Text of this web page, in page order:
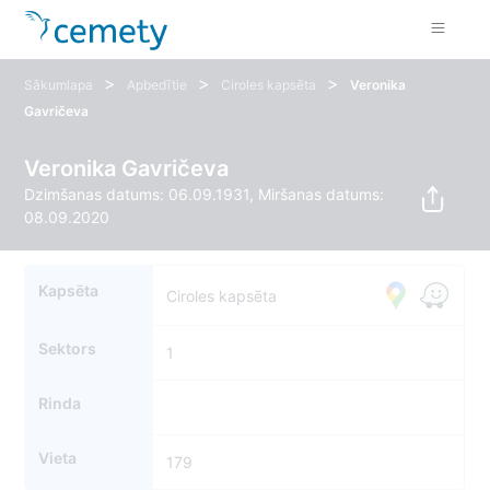
Sākumlapa > Apbedītie > Ciroles kapsēta >
Veronika
Gavričeva
Veronika Gavričeva
Dzimšanas datums: 06.09.1931, Miršanas datums:
08.09.2020
Kapsēta Ciroles kapsēta
Sektors 1
Rinda
Vieta 179